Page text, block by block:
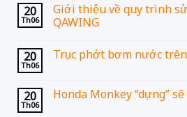
20
Th06
Giới thiệu về quy trình
QAWING
20
Th06
Trục phớt bơm nước trên
20
Th06
Honda Monkey “dựng”